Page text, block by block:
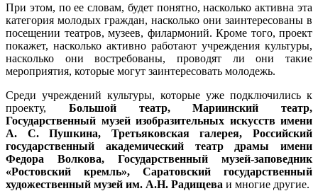
При этом, по ее словам, будет понятно, насколько активна эта
категория молодых граждан, насколько они заинтересованы в
посещении театров, музеев, филармоний. Кроме того, проект
покажет, насколько активно работают учреждения культуры,
насколько они востребованы, проводят ли они такие
мероприятия, которые могут заинтересовать молодежь.
Среди учреждений культуры, которые уже подключились к
проекту, Большой театр, Мариинский театр,
Государственный музей изобразительных искусств имени
А. С. Пушкина, Третьяковская галерея, Российский
государственный академический театр драмы имени
Федора Волкова, Государственный музей-заповедник
«Ростовский кремль», Саратовский государственный
художественный музей им. А.Н. Радищева и многие другие.